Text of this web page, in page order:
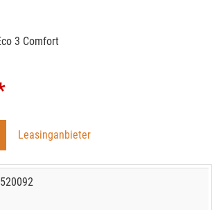
Leasinganbieter